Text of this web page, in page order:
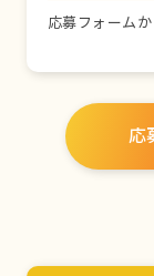
応募フォーム
応